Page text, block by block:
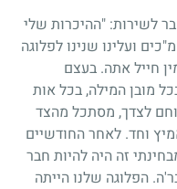
לשירות: "ההיכרות שלי
ועלינו שנינו לפלוגה
חייל אתה. בעצם
מובן המילה, בכל אות
לצדך, מסתכל מהצד
וחד. לאחר החודשיים
זה היה להיות חבר
הפלוגה שלנו הייתה